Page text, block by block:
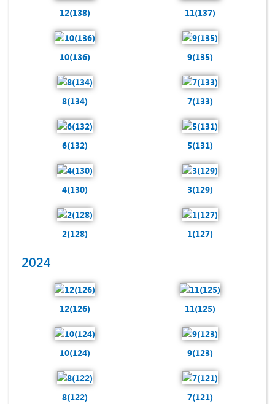
12(138) 11(137)
10(136) 9(135)
8(134) 7(133)
6(132) 5(131)
4(130) 3(129)
2(128) 1(127)
2024
12(126) 11(125)
10(124) 9(123)
8(122) 7(121)